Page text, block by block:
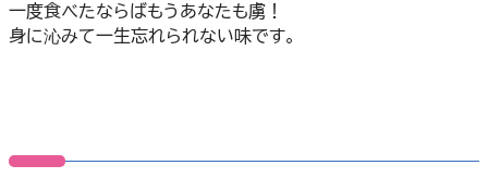
一度食べたならばもうあなたも虜！
身に沁みて一生忘れられない味です。